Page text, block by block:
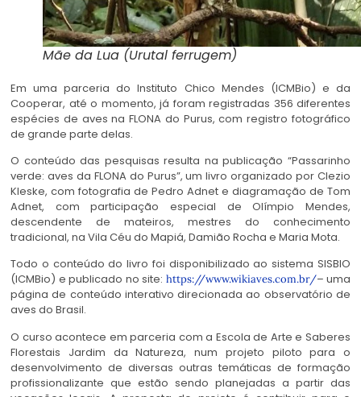
Mãe da Lua (Urutal ferrugem)
Em uma parceria do Instituto Chico Mendes (ICMBio) e da
Cooperar, até o momento, já foram registradas 356 diferentes
espécies de aves na FLONA do Purus, com registro fotográfico
de grande parte delas.
O conteúdo das pesquisas resulta na publicação “Passarinho
verde: aves da FLONA do Purus”, um livro organizado por Clezio
Kleske, com fotografia de Pedro Adnet e diagramação de Tom
Adnet, com participação especial de Olímpio Mendes,
descendente de mateiros, mestres do conhecimento
tradicional, na Vila Céu do Mapiá, Damião Rocha e Maria Mota.
Todo o conteúdo do livro foi disponibilizado ao sistema SISBIO
(ICMBio) e publicado no site: https://www.wikiaves.com.br/– uma
página de conteúdo interativo direcionada ao observatório de
aves do Brasil.
O curso acontece em parceria com a Escola de Arte e Saberes
Florestais Jardim da Natureza, num projeto piloto para o
desenvolvimento de diversas outras temáticas de formação
profissionalizante que estão sendo planejadas a partir das